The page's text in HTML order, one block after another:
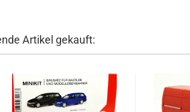
Artikel gekauft: